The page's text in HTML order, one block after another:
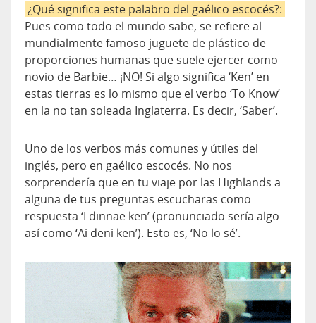
¿Qué significa este palabro del gaélico escocés?:
Pues como todo el mundo sabe, se refiere al
mundialmente famoso juguete de plástico de
proporciones humanas que suele ejercer como
novio de Barbie… ¡NO! Si algo significa ‘Ken’ en
estas tierras es lo mismo que el verbo ‘To Know’
en la no tan soleada Inglaterra. Es decir, ‘Saber’.
Uno de los verbos más comunes y útiles del
inglés, pero en gaélico escocés. No nos
sorprendería que en tu viaje por las Highlands a
alguna de tus preguntas escucharas como
respuesta ‘I dinnae ken’ (pronunciado sería algo
así como ‘Ai deni ken’). Esto es, ‘No lo sé’.